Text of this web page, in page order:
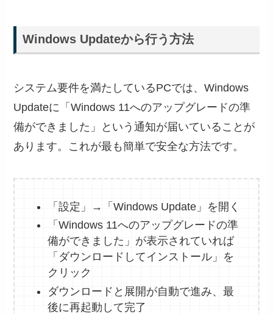
Windows Updateから行う方法
システム要件を満たしているPCでは、Windows
Updateに「Windows 11へのアップグレードの準
備ができました」という通知が届いていることが
あります。これが最も簡単で安全な方法です。
「設定」→「Windows Update」を開く
「Windows 11へのアップグレードの準
備ができました」が表示されていれば
「ダウンロードしてインストール」を
クリック
ダウンロードと展開が自動で進み、最
後に再起動して完了